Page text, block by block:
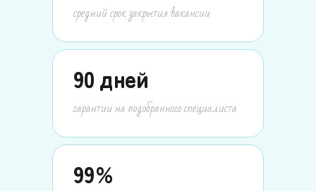
99%
средний срок закрытия вакансии
90дней
гарантии на подобранного специалиста